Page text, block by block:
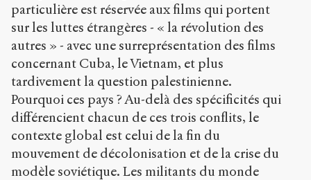
particulière est réservée aux films qui portent
sur les luttes étrangères - « la révolution des
autres » - avec une surreprésentation des films
concernant Cuba, le Vietnam, et plus
tardivement la question palestinienne.
Pourquoi ces pays ? Au-delà des spécificités qui
différencient chacun de ces trois conflits, le
contexte global est celui de la fin du
mouvement de décolonisation et de la crise du
modèle soviétique. Les militants du monde